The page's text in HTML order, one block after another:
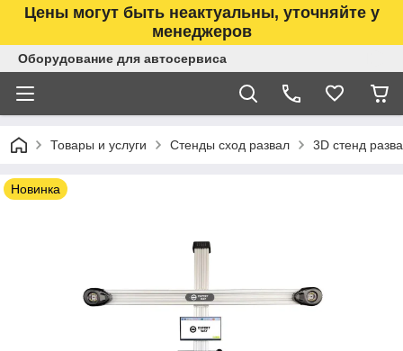
Цены могут быть неактуальны, уточняйте у
менеджеров
Оборудование для автосервиса
Товары и услуги Стенды сход развал 3D стенд
Новинка